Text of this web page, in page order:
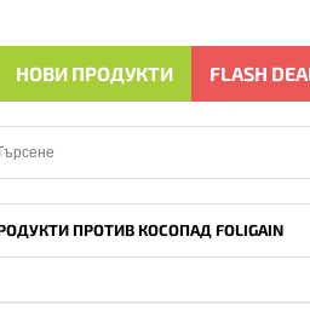
НОВИ ПРОДУКТИ FLASH
ПРОТИВ КОСОПАД FOLIGAIN